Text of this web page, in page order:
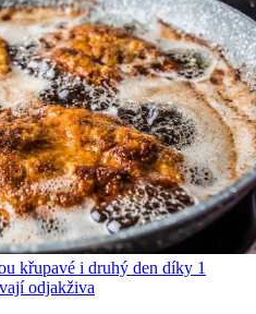
křupavé i druhý den díky 1
odjakživa